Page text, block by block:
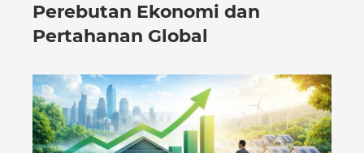
Perebutan Ekonomi dan
Pertahanan Global